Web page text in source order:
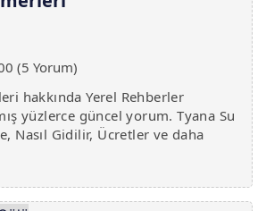
(5 Yorum)
hakkında Yerel Rehberler
yüzlerce güncel yorum. Tyana Su
Nasıl Gidilir, Ücretler ve daha